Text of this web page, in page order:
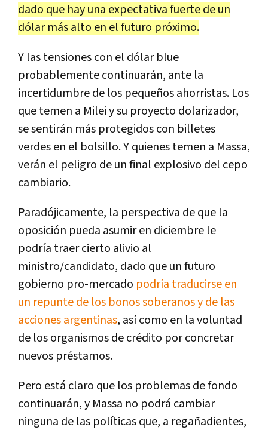
dado que hay una expectativa fuerte de un
dólar más alto en el futuro próximo.
Y las tensiones con el dólar blue
probablemente continuarán, ante la
incertidumbre de los pequeños ahorristas. Los
que temen a Milei y su proyecto dolarizador,
se sentirán más protegidos con billetes
verdes en el bolsillo. Y quienes temen a Massa,
verán el peligro de un final explosivo del cepo
cambiario.
Paradójicamente, la perspectiva de que la
oposición pueda asumir en diciembre le
podría traer cierto alivio al
ministro/candidato, dado que un futuro
gobierno pro-mercado podría traducirse en
un repunte de los bonos soberanos y de las
acciones argentinas, así como en la voluntad
de los organismos de crédito por concretar
nuevos préstamos.
Pero está claro que los problemas de fondo
continuarán, y Massa no podrá cambiar
ninguna de las políticas que, a regañadientes,